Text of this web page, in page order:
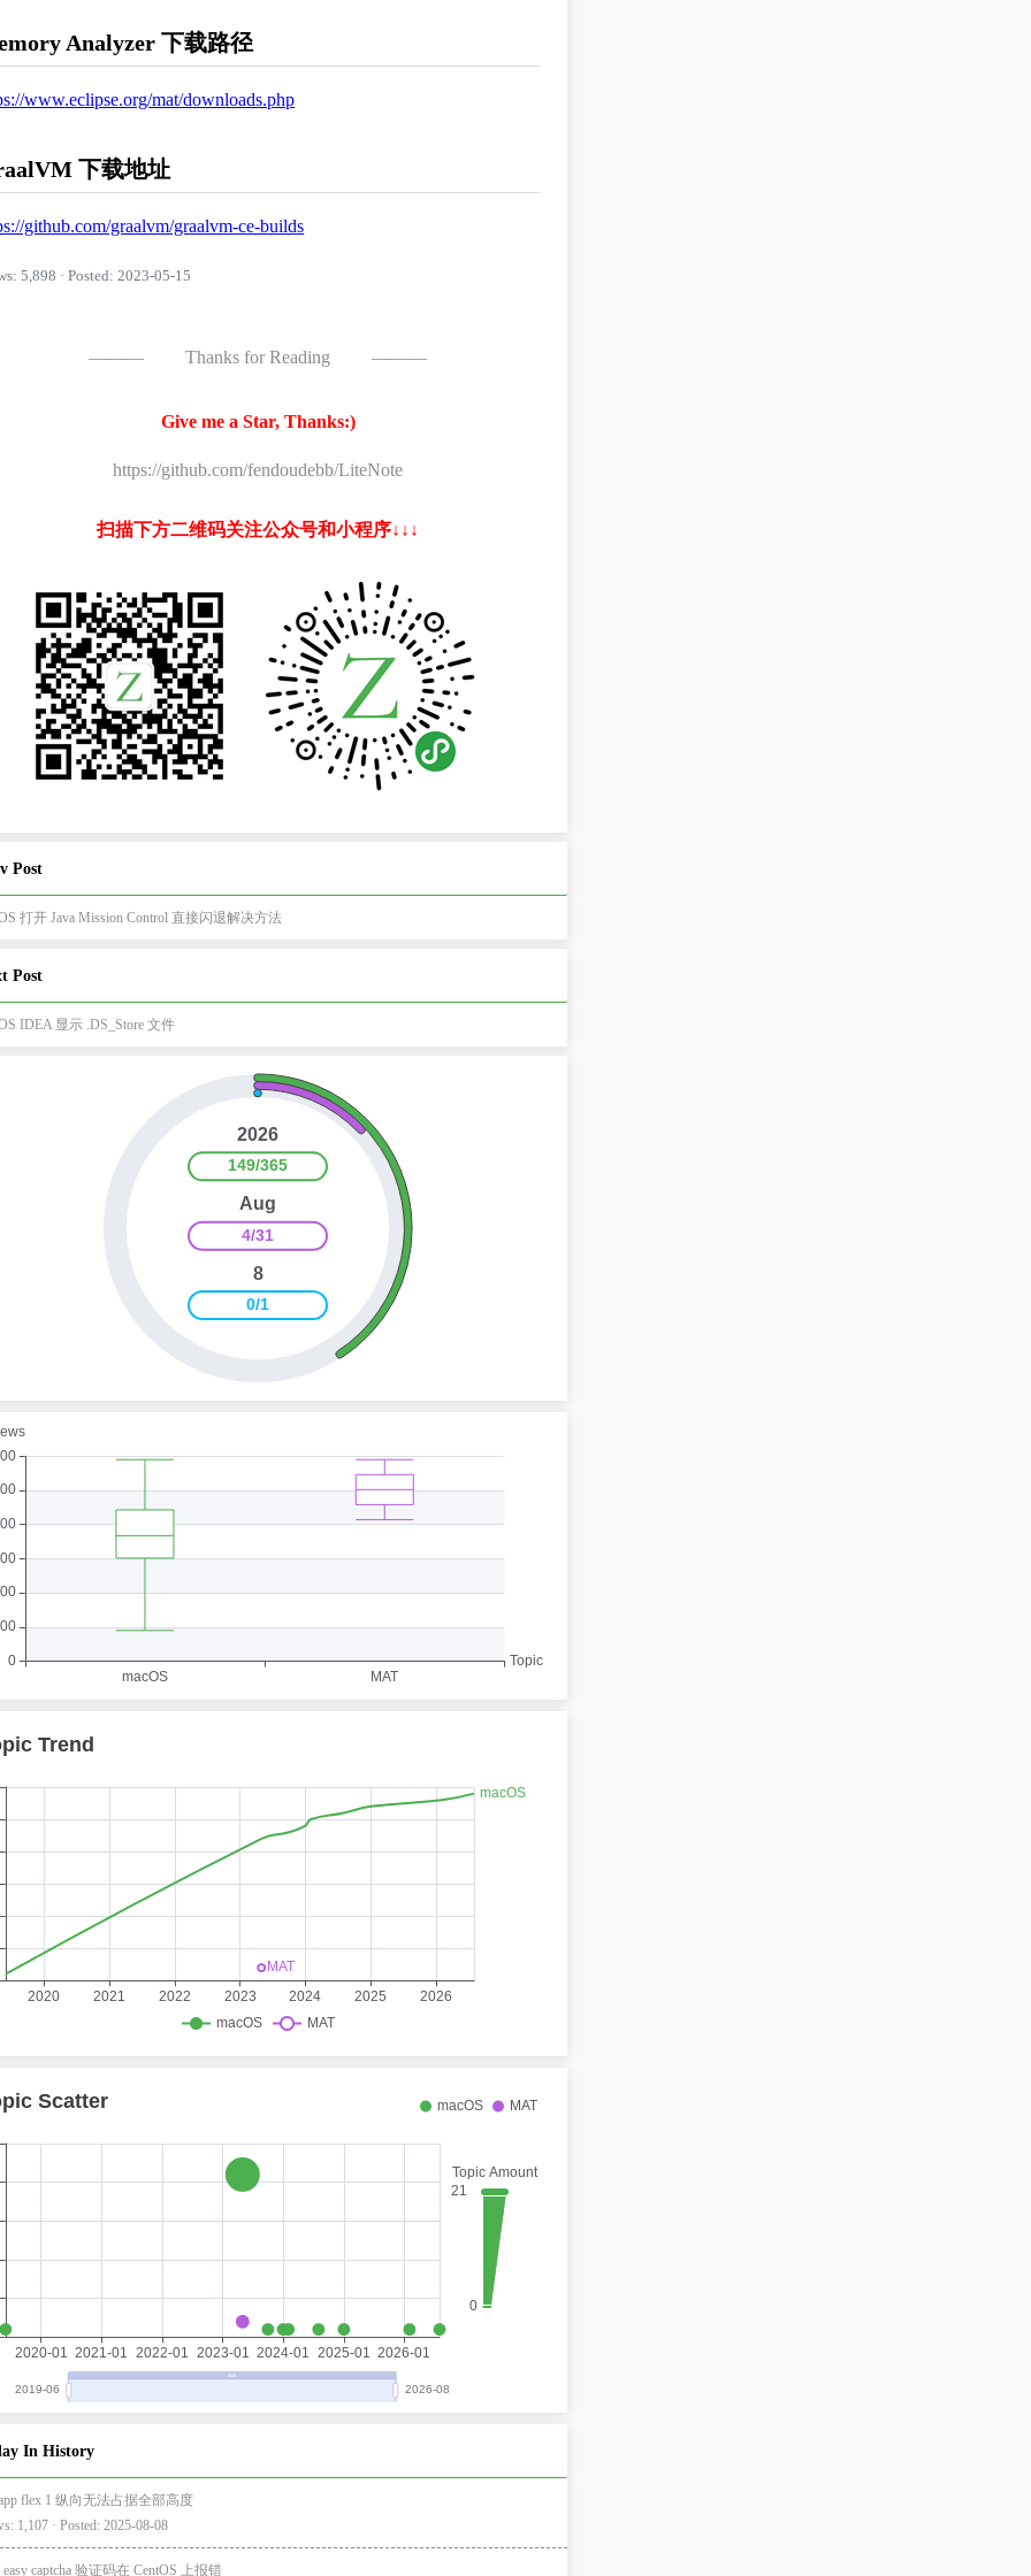
Analyzer 下载路径
www.eclipse.org/mat/downloads.php
下载地址
github.com/graalvm/graalvm-ce-builds
5,898 · Posted: 2023-05-15
——— Thanks for Reading ———
Give me a Star, Thanks:)
https://github.com/fendoudebb/LiteNote
扫描下方二维码关注公众号和小程序↓↓↓
Post
打开 Java Mission Control 直接闪退解决方法
Post
IDEA 显示 .DS_Store 文件
In History
flex 1 纵向无法占据全部高度
1,107 · Posted: 2025-08-08
easy captcha 验证码在 CentOS 上报错